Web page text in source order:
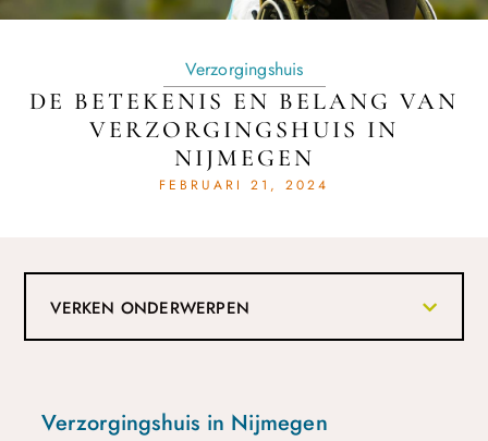
Verzorgingshuis
DE BETEKENIS EN BELANG VAN
VERZORGINGSHUIS IN
NIJMEGEN
FEBRUARI 21, 2024
Verzorgingshuis in Nijmegen
VERKEN ONDERWERPEN